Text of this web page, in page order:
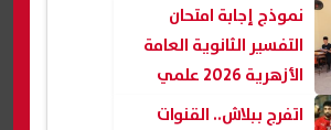
نموذج إجابة امتحان
التفسير الثانوية العامة
الأزهرية 2026 علمي
اتفرج ببلاش.. القنوات